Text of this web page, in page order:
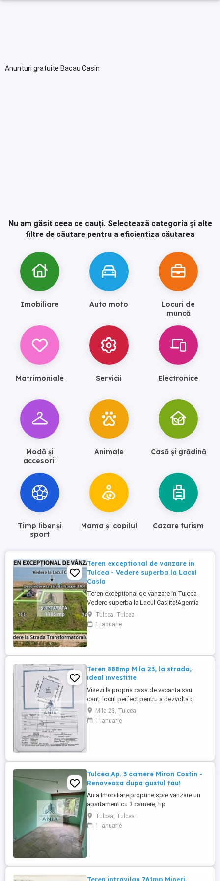
Anunturi gratuite Bacau Casin
Nu am găsit ceea ce cauți. Selectează categoria și alte
filtre de căutare pentru a eficientiza căutarea
Imobiliare Auto moto
Locuri de
muncă
Matrimoniale Servicii Electronice
Modă și
accesorii
Animale Casă și grădină
Timp liber și
sport
Mama și copilul Cazare turism
Teren exceptional de vanzare in
Tulcea - Vedere superba la Lacul
Casla
Teren exceptional de vanzare in Tulcea -
Vedere superba la Lacul Caslita! ​Agentia
noastra va propune spre vanzare o
oportunitate excelenta, ideala atat pentru
constructia unei locuinte de vis, cat si
o pozitionare ...
Tulcea, Tulcea
1 ianuarie
Teren 888mp Mila 23, la strada,
ideal investitie
Visezi la propria casa de vacanta sau
cauti locul perfect pentru a dezvolta o
pensiune in superba Delta a Dunarii?
Avem proprietatea ideala pentru tine! ​
Locatie Premium: Mila 23 (UAT Crisan),
Mila 23, Tulcea
1 ianuarie
Tulcea,Ap. 3 camere Miron Costin -
Renoveaza dupa gustul tau!
Ania Imobiliare propune spre vanzare un
apartament cu 3 camere, tip
semidecomandat, situat intr-o zona
extrem de accesibila de pe strada Miron
Costin. ​Cu o suprafata de 39 mp (fara
ocazia ...
Tulcea, Tulcea
1 ianuarie
Teren intravilan 761mp Mineri,